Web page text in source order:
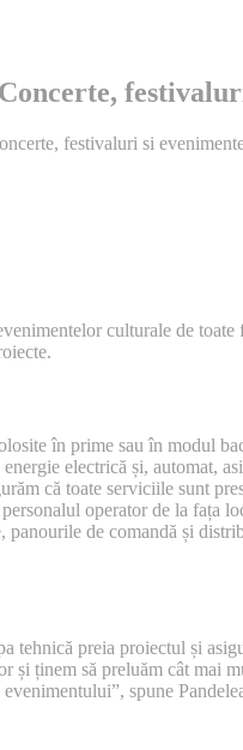
festivaluri si
culturale de
în prime sau în modul
electrică și, automat,
că toate serviciile sunt
operator de la fața
de comandă și
tehnică preia proiectul și
și ținem să preluăm cât mai
spune